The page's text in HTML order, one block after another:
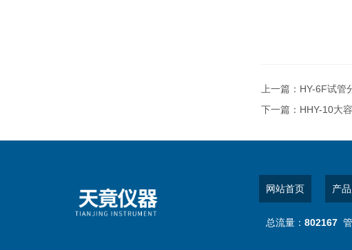
上一篇： HY-6F试管
下一篇： HHY-10大
网站首页 产
总流量： 802167